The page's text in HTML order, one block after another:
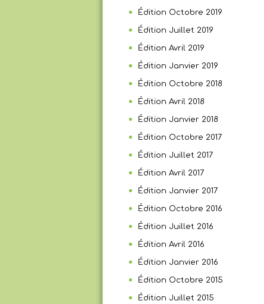
Édition Octobre 2019
Édition Juillet 2019
Édition Avril 2019
Édition Janvier 2019
Édition Octobre 2018
Édition Avril 2018
Édition Janvier 2018
Édition Octobre 2017
Édition Juillet 2017
Édition Avril 2017
Édition Janvier 2017
Édition Octobre 2016
Édition Juillet 2016
Édition Avril 2016
Édition Janvier 2016
Édition Octobre 2015
Édition Juillet 2015